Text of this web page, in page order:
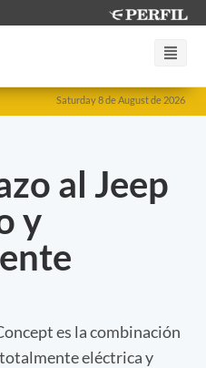
Saturday 8 de August de 2026
al Jeep
y
es la combinación
eléctrica y